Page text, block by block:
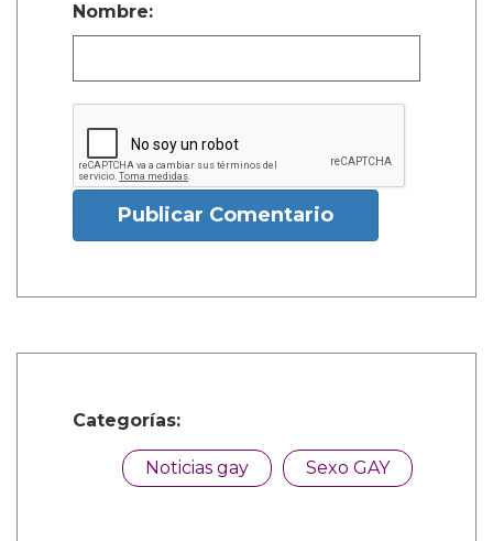
Nombre:
Publicar Comentario
Categorías:
Noticias gay Sexo GAY